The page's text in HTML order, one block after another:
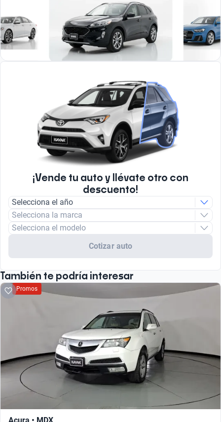
¡Vende tu auto y llévate otro con
descuento!
Selecciona el año
Selecciona la marca
Selecciona el modelo
Cotizar auto
También te podría interesar
Promos